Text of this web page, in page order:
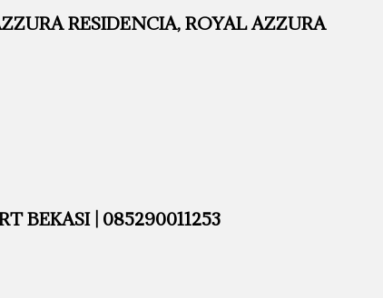
RESIDENCIA, ROYAL AZZURA
BEKASI | 085290011253